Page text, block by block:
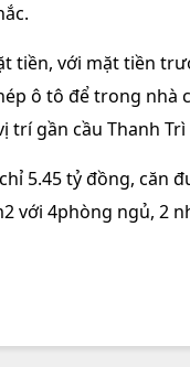
tiền, với mặt tiền
ô tô để trong nhà
trí gần cầu Thanh
5.45 tỷ đồng, căn
với 4phòng ngủ, 2